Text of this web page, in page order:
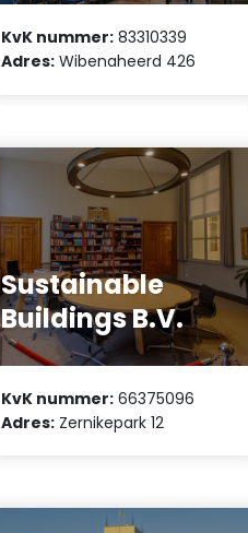
KvK nummer: 83310339
Adres: Wibenaheerd 426
Sustainable
Buildings B.V.
KvK nummer: 66375096
Adres: Zernikepark 12